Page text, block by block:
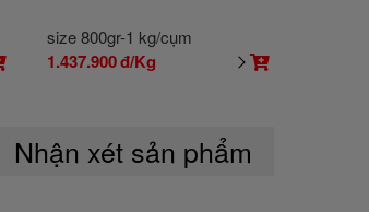
size 800gr-1 kg/cụm
1.437.900đ/Kg
Nhận xét sản phẩm